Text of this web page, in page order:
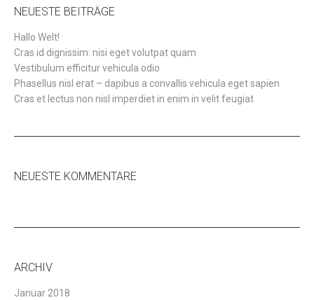
NEUESTE BEITRÄGE
Hallo Welt!
Cras id dignissim: nisi eget volutpat quam
Vestibulum efficitur vehicula odio
Phasellus nisl erat – dapibus a convallis vehicula eget sapien
Cras et lectus non nisl imperdiet in enim in velit feugiat
NEUESTE KOMMENTARE
ARCHIV
Januar 2018